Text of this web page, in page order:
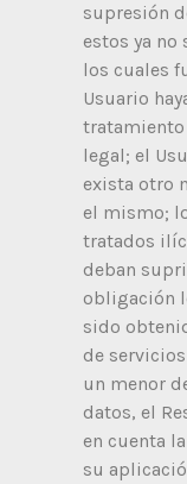
supresión
estos ya no
los cuales
Usuario
tratamiento
legal; el
exista otro
el mismo;
tratados
deban
obligación
sido
de
un menor
datos, el
en cuenta
su